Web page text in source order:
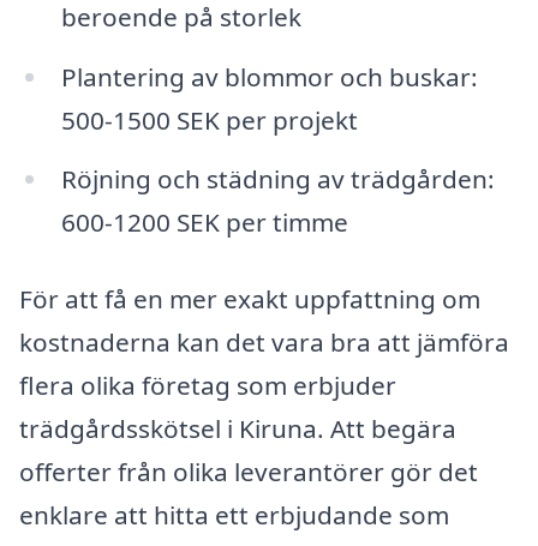
beroende på storlek
Plantering av blommor och buskar:
500-1500 SEK per projekt
Röjning och städning av trädgården:
600-1200 SEK per timme
För att få en mer exakt uppfattning om
kostnaderna kan det vara bra att jämföra
flera olika företag som erbjuder
trädgårdsskötsel i Kiruna. Att begära
offerter från olika leverantörer gör det
enklare att hitta ett erbjudande som